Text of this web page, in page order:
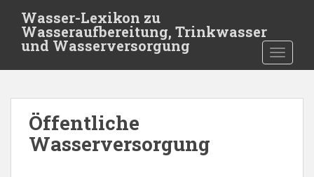
t
Wasser-Lexikon zu
Wasseraufbereitung, Trinkwasser
und Wasserversorgung
Öffentliche
Wasserversorgung